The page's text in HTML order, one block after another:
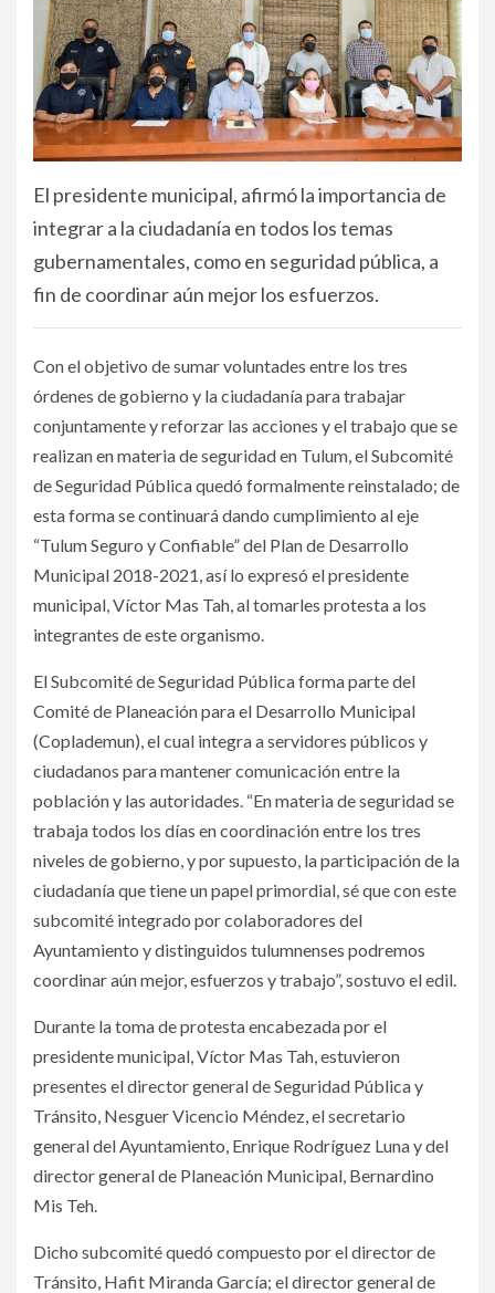
El presidente municipal, afirmó la importancia de
integrar a la ciudadanía en todos los temas
gubernamentales, como en seguridad pública, a
fin de coordinar aún mejor los esfuerzos.
Con el objetivo de sumar voluntades entre los tres
órdenes de gobierno y la ciudadanía para trabajar
conjuntamente y reforzar las acciones y el trabajo que se
realizan en materia de seguridad en Tulum, el Subcomité
de Seguridad Pública quedó formalmente reinstalado; de
esta forma se continuará dando cumplimiento al eje
“Tulum Seguro y Confiable” del Plan de Desarrollo
Municipal 2018-2021, así lo expresó el presidente
municipal, Víctor Mas Tah, al tomarles protesta a los
integrantes de este organismo.
El Subcomité de Seguridad Pública forma parte del
Comité de Planeación para el Desarrollo Municipal
(Coplademun), el cual integra a servidores públicos y
ciudadanos para mantener comunicación entre la
población y las autoridades. “En materia de seguridad se
trabaja todos los días en coordinación entre los tres
niveles de gobierno, y por supuesto, la participación de la
ciudadanía que tiene un papel primordial, sé que con este
subcomité integrado por colaboradores del
Ayuntamiento y distinguidos tulumnenses podremos
coordinar aún mejor, esfuerzos y trabajo”, sostuvo el edil.
Durante la toma de protesta encabezada por el
presidente municipal, Víctor Mas Tah, estuvieron
presentes el director general de Seguridad Pública y
Tránsito, Nesguer Vicencio Méndez, el secretario
general del Ayuntamiento, Enrique Rodríguez Luna y del
director general de Planeación Municipal, Bernardino
Mis Teh.
Dicho subcomité quedó compuesto por el director de
Tránsito, Hafit Miranda García; el director general de